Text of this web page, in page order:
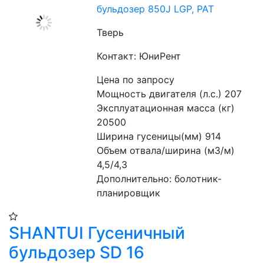
бульдозер 850J LGP, PAT
Тверь
Контакт: ЮниРент
Цена по запросу
Мощность двигателя (л.с.) 207
Эксплуатационная масса (кг)
20500
Ширина гусеницы(мм) 914
Объем отвала/ширина (м3/м)
4,5/4,3
Дополнительно: болотник-
планировщик
SHANTUI Гусеничный
бульдозер SD 16